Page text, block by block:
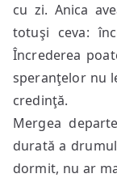
cu zi. Anica
totuşi ceva:
Încrederea
speranţelor nu
credinţă.
Mergea
durată a
dormit, nu ar